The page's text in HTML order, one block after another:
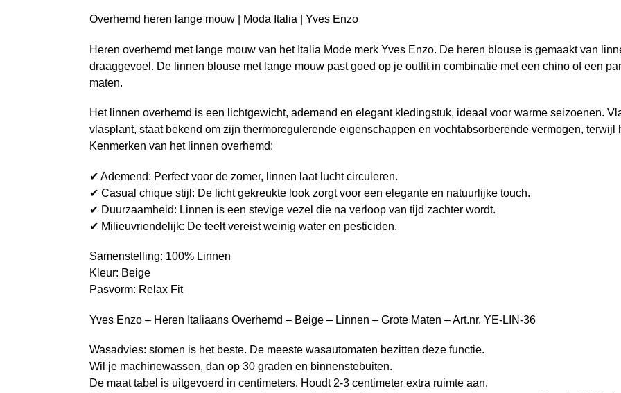
Overhemd heren lange mouw | Moda Italia | Yves Enzo
Heren overhemd met lange mouw van het Italia Mode merk Yves Enzo. De heren blouse is gemaakt van
draaggevoel. De linnen blouse met lange mouw past goed op je outfit in combinatie met een chino of een
maten.
Het linnen overhemd is een lichtgewicht, ademend en elegant kledingstuk, ideaal voor warme seizoenen.
vlasplant, staat bekend om zijn thermoregulerende eigenschappen en vochtabsorberende vermogen, terwijl
Kenmerken van het linnen overhemd:
✔ Ademend: Perfect voor de zomer, linnen laat lucht circuleren.
✔ Casual chique stijl: De licht gekreukte look zorgt voor een elegante en natuurlijke touch.
✔ Duurzaamheid: Linnen is een stevige vezel die na verloop van tijd zachter wordt.
✔ Milieuvriendelijk: De teelt vereist weinig water en pesticiden.
Samenstelling: 100% Linnen
Kleur: Beige
Pasvorm: Relax Fit
Yves Enzo – Heren Italiaans Overhemd – Beige – Linnen – Grote Maten – Art.nr. YE-LIN-36
Wasadvies: stomen is het beste. De meeste wasautomaten bezitten deze functie.
Wil je machinewassen, dan op 30 graden en binnenstebuiten.
De maat tabel is uitgevoerd in centimeters. Houdt 2-3 centimeter extra ruimte aan.